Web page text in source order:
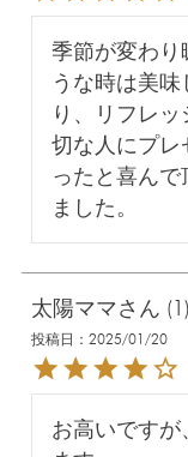
季節が変わり
うな時は美味
り、リフレ
切な人にプレ
ったと喜ん
ました。
太陽ママ 1
投稿日
2025/01/20
お高いです